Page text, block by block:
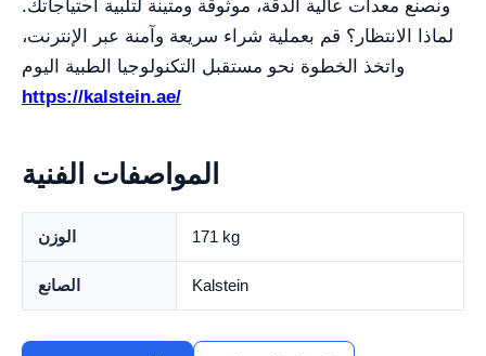
ونصنع معدات عالية الدقة، موثوقة ومتينة لتلبية احتياجاتك.
لماذا الانتظار؟ قم بعملية شراء سريعة وآمنة عبر الإنترنت،
واتخذ الخطوة نحو مستقبل التكنولوجيا الطبية اليوم
https://kalstein.ae/
المواصفات الفنية
الوزن 171 kg
الصانع Kalstein